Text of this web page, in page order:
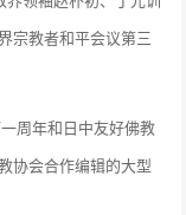
宗教者和平会议第三
周年和日中友好佛教
协会合作编辑的大型